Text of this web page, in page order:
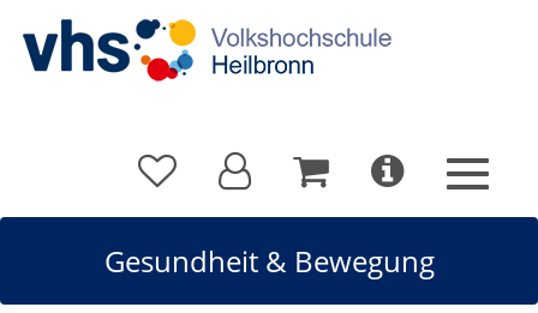
Gesundheit & Bewegung